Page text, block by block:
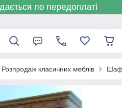
по передоплаті
Розпродаж класичних меблів